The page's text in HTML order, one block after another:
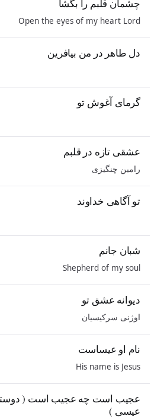
چشمان قلبم را بگشا
Open the eyes of my heart Lord
دل طاهر در من بیافرین
گرمای آغوش تو
عشقی تازه در قلبم
رامین چنگیزی
تو آگاهی خداوند
شبان جانم
Shepherd of my soul
دیوانه عشق تو
اوژنی سرکیسیان
نام او عیساست
His name is Jesus
عجیب است چه عجیب است (
عیسی )